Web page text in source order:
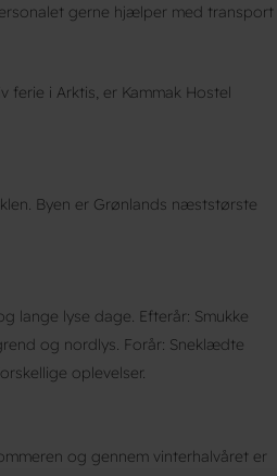
gerne hjælper med transport
ferie i Arktis, er Kammak Hostel
Byen er Grønlands næststørste
lange lyse dage. Efterår: Smukke
og nordlys. Forår: Sneklædte
oplevelser.
og gennem vinterhalvåret er